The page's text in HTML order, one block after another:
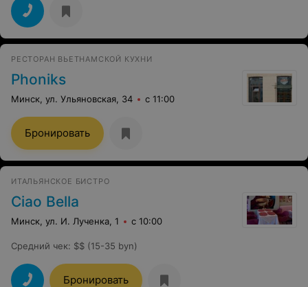
принимать заказы, путался в них, хотя и записывал.
напитки принес только спустя минут 30 и не всем из
гостей. В общем двойка.
РЕСТОРАН ВЬЕТНАМСКОЙ КУХНИ
Phoniks
Минск, ул. Ульяновская, 34 с 11:00
Бронировать
ИТАЛЬЯНСКОЕ БИСТРО
Ciao Bella
Минск, ул. И. Лученка, 1 с 10:00
Средний чек: $$ (15-35 byn)
Бронировать